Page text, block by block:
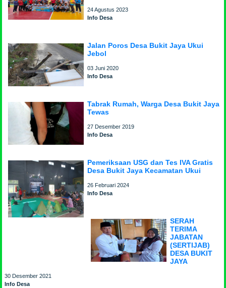
24 Agustus 2023
Info Desa
Jalan Poros Desa Bukit Jaya Ukui
Jebol
03 Juni 2020
Info Desa
Tabrak Rumah, Warga Desa Bukit Jaya
Tewas
27 Desember 2019
Info Desa
Pemeriksaan USG dan Tes IVA Gratis
Desa Bukit Jaya Kecamatan Ukui
26 Februari 2024
Info Desa
SERAH
TERIMA
JABATAN
(SERTIJAB)
DESA BUKIT
JAYA
30 Desember 2021
Info Desa